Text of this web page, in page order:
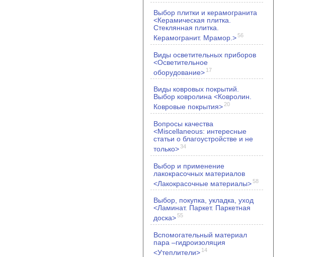
Выбор плитки и керамогранита
<Керамическая плитка.
Стеклянная плитка.
Керамогранит. Мрамор.>56
Виды осветительных приборов
<Осветительное
оборудование> 17
Виды ковровых покрытий.
Выбор ковролина <Ковролин.
Ковровые покрытия> 20
Вопросы качества
<Miscellaneous: интересные
статьи о благоустройстве и не
только>34
Выбор и применение
лакокрасочных материалов
<Лакокрасочные материалы>58
Выбор, покупка, укладка, уход
<Ламинат. Паркет. Паркетная
доска>55
Вспомогательный материал
пара –гидроизоляция
<Утеплители> 14